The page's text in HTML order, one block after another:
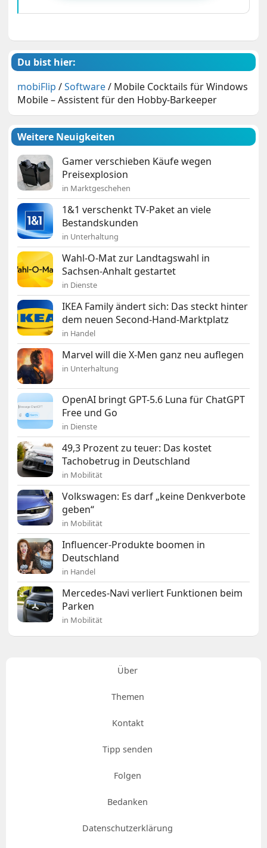
Du bist hier:
mobiFlip /Software/ Mobile Cocktails für Windows
Mobile – Assistent für den Hobby-Barkeeper
Weitere Neuigkeiten
Gamer verschieben Käufe wegen
Preisexplosion
in Marktgeschehen
1&1 verschenkt TV-Paket an viele
Bestandskunden
in Unterhaltung
Wahl-O-Mat zur Landtagswahl in
Sachsen-Anhalt gestartet
in Dienste
IKEA Family ändert sich: Das steckt hinter
dem neuen Second-Hand-Marktplatz
in Handel
Marvel will die X-Men ganz neu auflegen
in Unterhaltung
OpenAI bringt GPT-5.6 Luna für ChatGPT
Free und Go
in Dienste
49,3 Prozent zu teuer: Das kostet
Tachobetrug in Deutschland
in Mobilität
Volkswagen: Es darf „keine Denkverbote
geben“
in Mobilität
Influencer-Produkte boomen in
Deutschland
in Handel
Mercedes-Navi verliert Funktionen beim
Parken
in Mobilität
Über
Themen
Kontakt
Tipp senden
Folgen
Bedanken
Datenschutzerklärung